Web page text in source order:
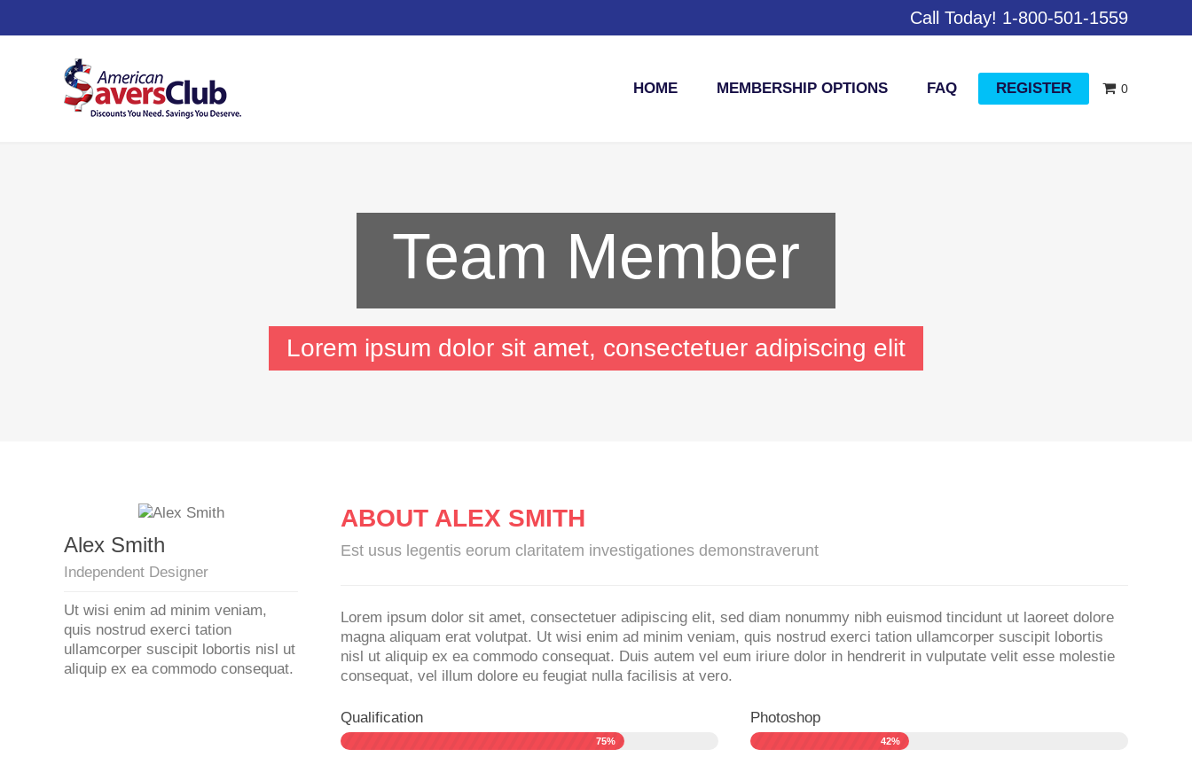
Call Today! 1-800-501-1559
0
HOME MEMBERSHIP OPTIONS FAQ REGISTER
Team Member
Lorem ipsum dolor sit amet, consectetuer adipiscing elit
Alex Smith
Independent Designer
Ut wisi enim ad minim veniam,
quis nostrud exerci tation
ullamcorper suscipit lobortis nisl ut
aliquip ex ea commodo consequat.
ABOUT ALEX SMITH
Est usus legentis eorum claritatem investigationes demonstraverunt
Lorem ipsum dolor sit amet, consectetuer adipiscing elit, sed diam nonummy nibh euismod tincidunt ut laoreet dolore
magna aliquam erat volutpat. Ut wisi enim ad minim veniam, quis nostrud exerci tation ullamcorper suscipit lobortis
nisl ut aliquip ex ea commodo consequat. Duis autem vel eum iriure dolor in hendrerit in vulputate velit esse molestie
consequat, vel illum dolore eu feugiat nulla facilisis at vero.
Qualification
75%
Photoshop
42%